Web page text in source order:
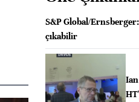
S&P Global/
çıkabilir